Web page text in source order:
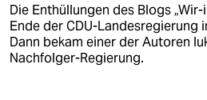
Die Enthüllungen des Blogs „Wir-
Ende der CDU-Landesregierung
Dann bekam einer der Autoren
Nachfolger-Regierung.